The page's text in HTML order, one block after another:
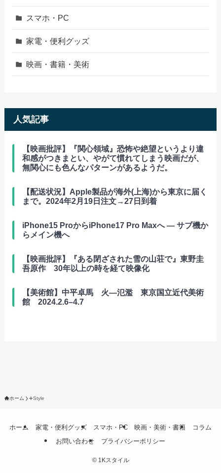
スマホ・PC
家電・便利グッズ
映画・書籍・美術
人気記事
【映画批評】『関心領域』恐怖や絶望というより違
和感がつきまとい、やがて慣れてしまう映画だが、
無関心にも色んなパターンがあるようだ。
【配送状況】Apple製品が海外(上海)から東京に届く
まで。2024年2月19日注文→27日到着
iPhone15 ProからiPhone17 Pro Maxへ ― サブ機か
らメイン機へ
【映画批評】『ある閉ざされた雪の山荘で』東野圭
吾原作 30年以上の時を経て映像化
【美術館】中平卓馬 火―氾濫 東京国立近代美術
館 2024.2.6–4.7
ホーム ➕Style
ホーム 家電・便利グッズ スマホ・PC 映画・美術・書籍
コラム
お問い合わせ
プライバシーポリシー
©1Kスタイル